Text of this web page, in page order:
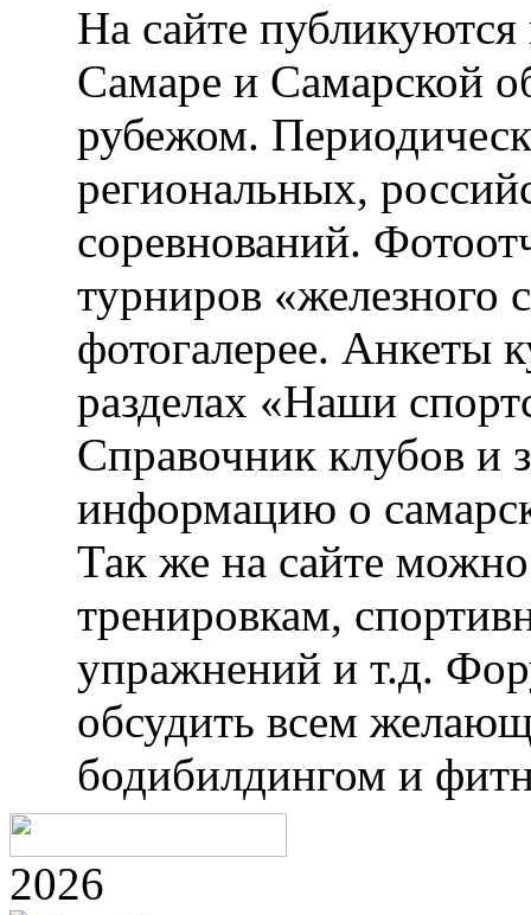
На сайте публикуются
Самаре и Самарской
рубежом.
региональных,
соревнований.
турниров «железного
фотогалерее. Анкеты
разделах «Наши
Справочник клубов и
информацию о
Так же на сайте
тренировкам,
упражнений и т.д.
обсудить всем
бодибилдингом и
2026